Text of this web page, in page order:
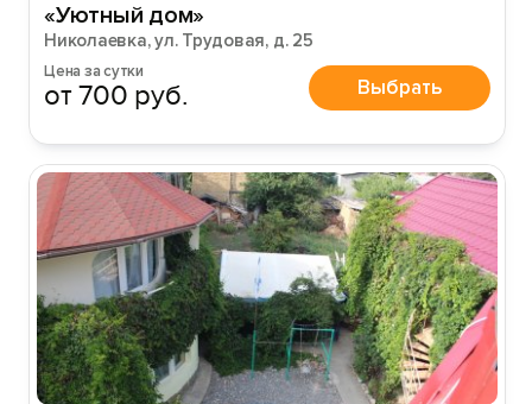
«Уютный дом»
Николаевка, ул. Трудовая, д. 25
Цена за сутки
от 700 руб. Выбрать